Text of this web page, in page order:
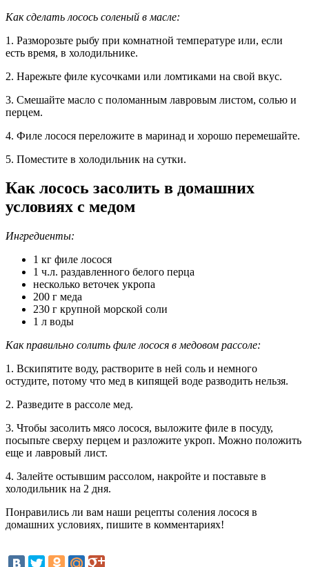
Как сделать лосось соленый в масле:
1. Разморозьте рыбу при комнатной температуре или, если
есть время, в холодильнике.
2. Нарежьте филе кусочками или ломтиками на свой вкус.
3. Смешайте масло с поломанным лавровым листом, солью и
перцем.
4. Филе лосося переложите в маринад и хорошо перемешайте.
5. Поместите в холодильник на сутки.
Как лосось засолить в домашних
условиях с медом
Ингредиенты:
1 кг филе лосося
1 ч.л. раздавленного белого перца
несколько веточек укропа
200 г меда
230 г крупной морской соли
1 л воды
Как правильно солить филе лосося в медовом рассоле:
1. Вскипятите воду, растворите в ней соль и немного
остудите, потому что мед в кипящей воде разводить нельзя.
2. Разведите в рассоле мед.
3. Чтобы засолить мясо лосося, выложите филе в посуду,
посыпьте сверху перцем и разложите укроп. Можно положить
еще и лавровый лист.
4. Залейте остывшим рассолом, накройте и поставьте в
холодильник на 2 дня.
Понравились ли вам наши рецепты соления лосося в
домашних условиях, пишите в комментариях!